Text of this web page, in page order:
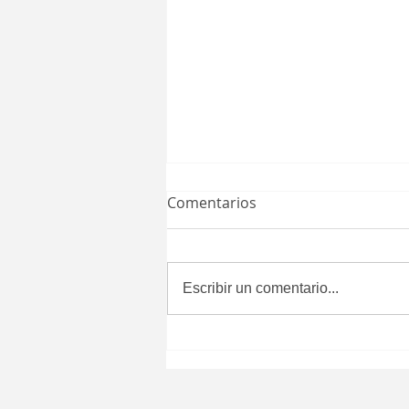
Comentarios
Escribir un comentario...